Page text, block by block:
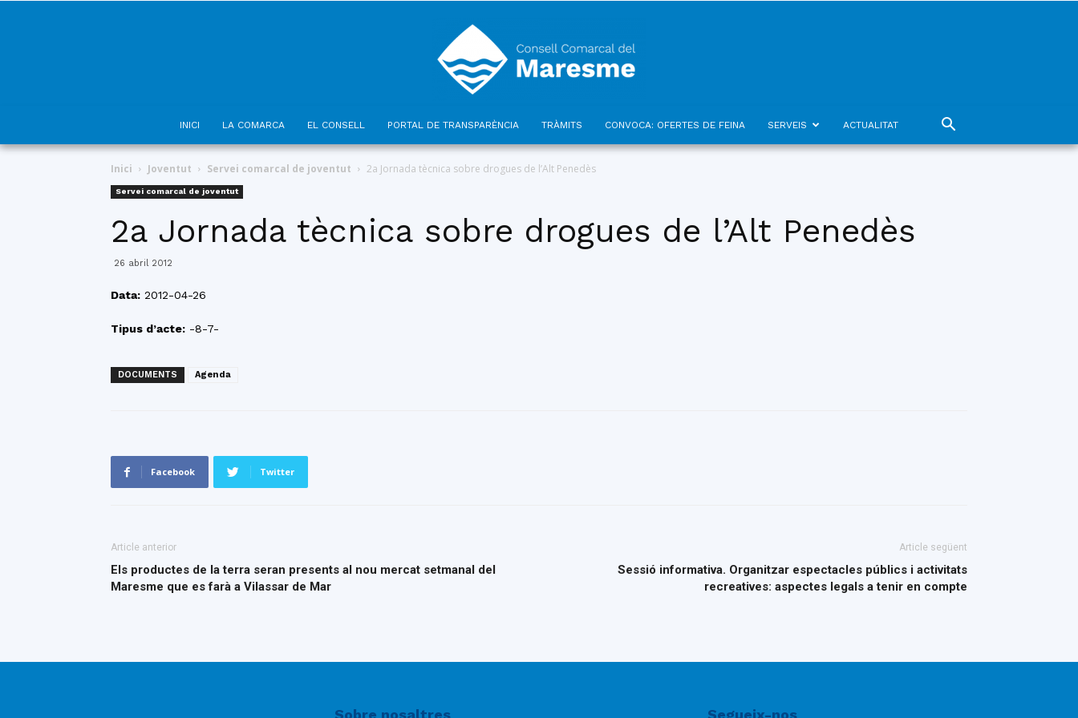
INICI LA COMARCA EL CONSELL PORTAL DE TRANSPARÈNCIA TRÀMITS CONVOCA: OFERTES DE FEINA SERVEIS ACTUALITAT
Inici Joventut Servei comarcal de joventut 2a Jornada tècnica sobre drogues de l’Alt Penedès
Servei comarcal de joventut
2a Jornada tècnica sobre drogues de l’Alt Penedès
26 abril 2012
Data: 2012-04-26
Tipus d’acte: -8-7-
DOCUMENTS Agenda
Facebook Twitter
Article anterior
Els productes de la terra seran presents al nou mercat setmanal del
Maresme que es farà a Vilassar de Mar
Article següent
Sessió informativa. Organitzar espectacles públics i activitats
recreatives: aspectes legals a tenir en compte
Sobre nosaltres Segueix-nos